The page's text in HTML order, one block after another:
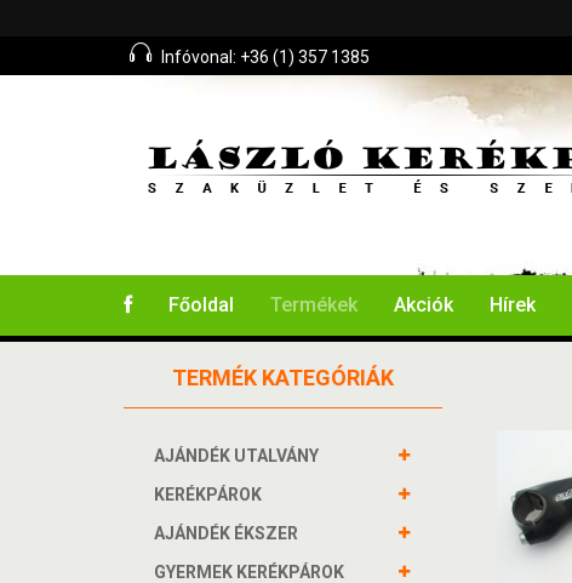
Infóvonal: +36 (1) 357 1385
Főoldal Termékek Akciók Hírek
TERMÉK KATEGÓRIÁK
AJÁNDÉK UTALVÁNY
KERÉKPÁROK
AJÁNDÉK ÉKSZER
GYERMEK KERÉKPÁROK